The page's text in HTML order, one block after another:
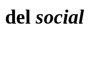
delsocial